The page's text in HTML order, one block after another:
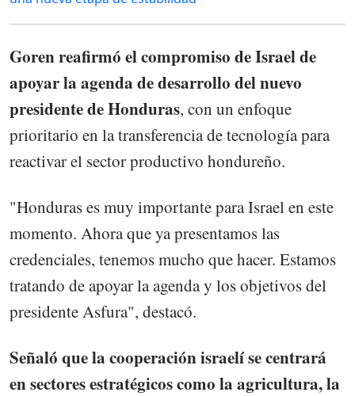
Goren reafirmó el compromiso de Israel de
apoyar la agenda de desarrollo del nuevo
presidente de Honduras, con un enfoque
prioritario en la transferencia de tecnología para
reactivar el sector productivo hondureño.
"Honduras es muy importante para Israel en este
momento. Ahora que ya presentamos las
credenciales, tenemos mucho que hacer. Estamos
tratando de apoyar la agenda y los objetivos del
presidente Asfura", destacó.
Señaló que la cooperación israelí se centrará
en sectores estratégicos como la agricultura, la